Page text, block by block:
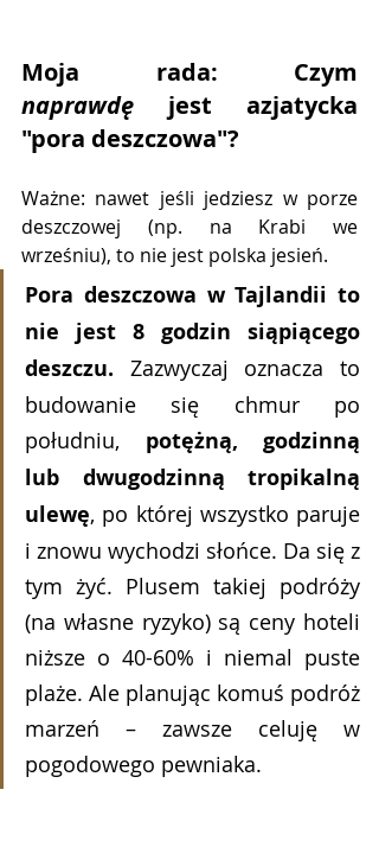
naprawdę jest azjatycka
"pora deszczowa"?
Ważne: nawet jeśli jedziesz w porze
deszczowej (np. na Krabi we
wrześniu), to nie jest polska jesień.
Pora deszczowa w Tajlandii to
nie jest 8 godzin siąpiącego
deszczu. Zazwyczaj oznacza to
budowanie się chmur po
południu, potężną, godzinną
lub dwugodzinną tropikalną
ulewę, po której wszystko paruje
i znowu wychodzi słońce. Da się z
tym żyć. Plusem takiej podróży
(na własne ryzyko) są ceny hoteli
niższe o 40-60% i niemal puste
plaże. Ale planując komuś podróż
marzeń – zawsze celuję w
pogodowego pewniaka.